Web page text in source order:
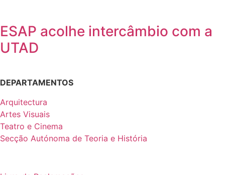
ESAP acolhe intercâmbio com a
UTAD
DEPARTAMENTOS
Arquitectura
Artes Visuais
Teatro e Cinema
Secção Autónoma de Teoria e História